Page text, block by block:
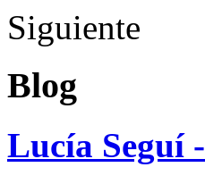
Siguiente
Blog
Lucía Seguí